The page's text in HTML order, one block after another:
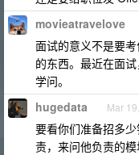
movieatravelove
面试的意义不是要
的东西。最近在面
学问。
hugedata Mar
要看你们准备招多
责，来问他负责的